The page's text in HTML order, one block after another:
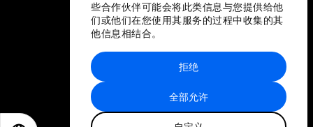
些合作伙伴可能会将此类信息与您提供给他
们或他们在您使用其服务的过程中收集的其
他信息相结合。
全部允许
拒绝
站点地图